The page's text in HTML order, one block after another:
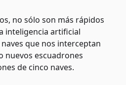
no sólo son más rápidos
inteligencia artificial
que nos interceptan
nuevos escuadrones
de cinco naves.